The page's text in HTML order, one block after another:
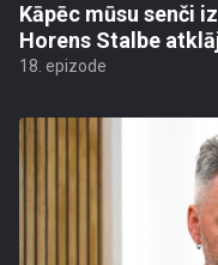
Kāpēc mūsu senči
Horens Stalbe
18. epizode